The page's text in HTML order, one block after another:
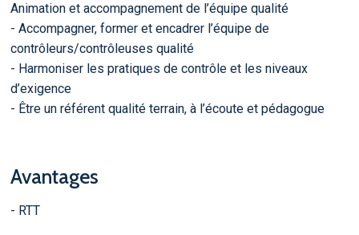
Animation et accompagnement de l’équipe qualité
- Accompagner, former et encadrer l’équipe de
contrôleurs/contrôleuses qualité
- Harmoniser les pratiques de contrôle et les niveaux
d’exigence
- Être un référent qualité terrain, à l’écoute et pédagogue
Avantages
- RTT